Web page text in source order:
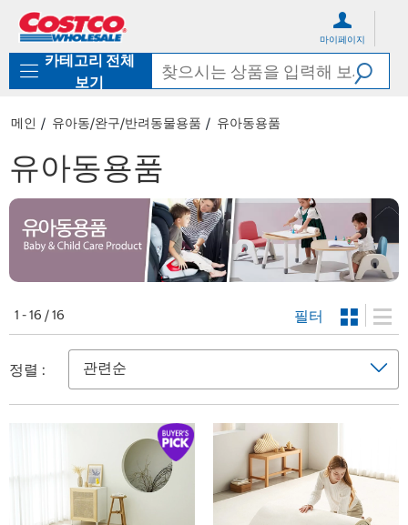
로
기
가
마이페이지
카테고리 전체
보기
메인 유아동/완구/반려동물용품 유아동용품
유아동용품
1 - 16 / 16 필터
정렬 :